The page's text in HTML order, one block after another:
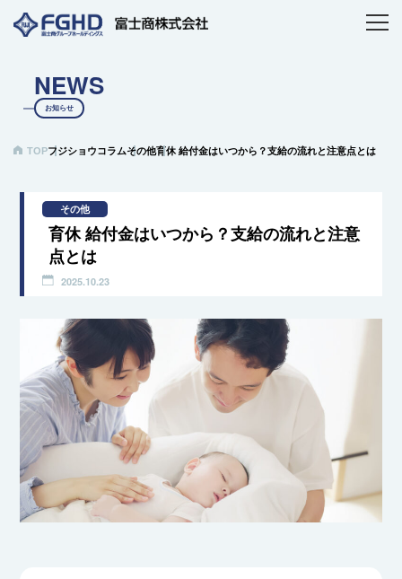
NEWS
お知らせ
TOPフジショウコラムその他育休 給付金はいつから？支給の流れと注意点とは
その他
育休 給付金はいつから？支給の流れと注意
点とは
2025.10.23